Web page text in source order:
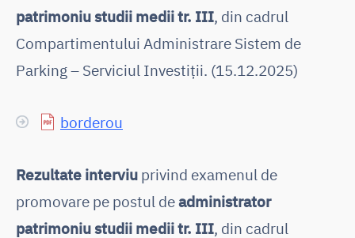
patrimoniu studii medii tr. III, din cadrul
Compartimentului Administrare Sistem de
Parking – Serviciul Investiții. (15.12.2025)
borderou
Rezultate interviu privind examenul de
promovare pe postul deadministrator
patrimoniu studii medii tr. III, din cadrul